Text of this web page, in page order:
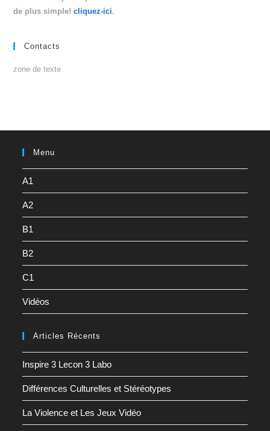
de plus simple!cliquez-ici.
Contacts
zone de texte
Menu
A1
A2
B1
B2
C1
Vidéos
Articles Récents
Inspire 3 Lecon 3 Labo
Différences Culturelles et Stéréotypes
La Violence et Les Jeux Vidéo